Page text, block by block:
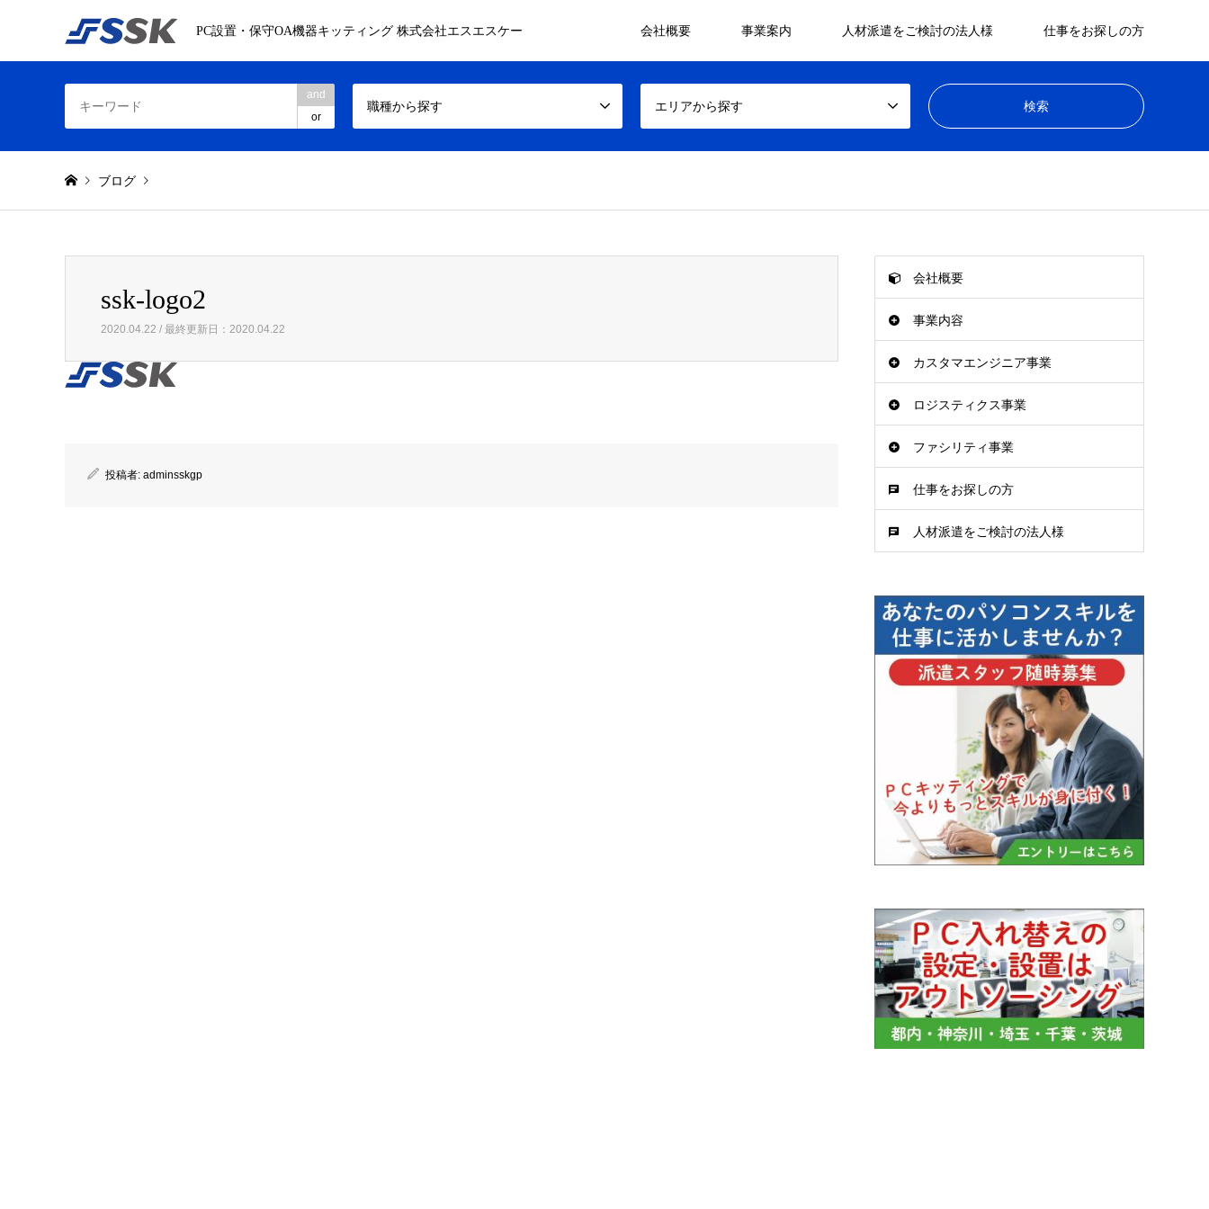
PC設置・保守OA機器キッティング 株式会社エスエスケー 会社概要 事業案内 人材派遣をご検討の法人様 仕事をお探しの方
and
or
職種から探す エリアから探す
ブログ
ssk-logo2ssk-logo2
2020.04.22 / 最終更新日：2020.04.22
投稿者: adminsskgp
会社概要
事業内容
カスタマエンジニア事業
ロジスティクス事業
ファシリティ事業
仕事をお探しの方
人材派遣をご検討の法人様